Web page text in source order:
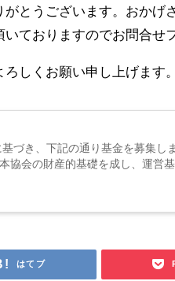
とうございます。おかげ
ておりますのでお問合せ
しくお願い申し上げます。
づき、下記の通り基金を募集し
協会の財産的基礎を成し、運営
はてブ